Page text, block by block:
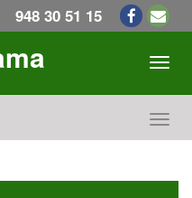
948 30 51 15